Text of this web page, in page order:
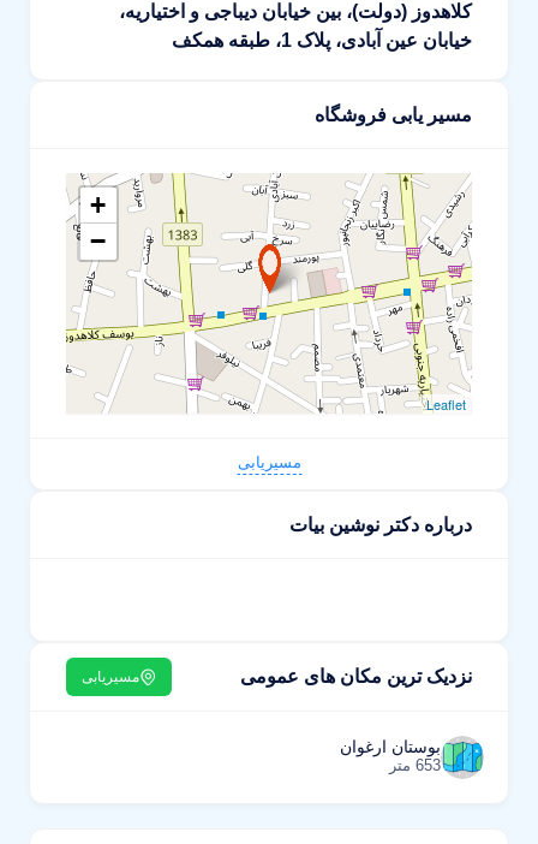
کلاهدوز (دولت)، بین خیابان دیباجی و اختیاریه،
خیابان عین آبادی، پلاک 1، طبقه همکف
مسیر یابی فروشگاه
+
−
Leaflet
مسیریابی
درباره دکتر نوشین بیات
نزدیک ترین مکان های عمومی مسیریابی
بوستان ارغوان
653 متر